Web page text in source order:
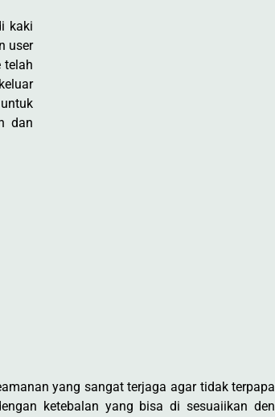
kaki
user
telah
dan
yang sangat terjaga agar tidak
ketebalan yang bisa di sesuaiikan